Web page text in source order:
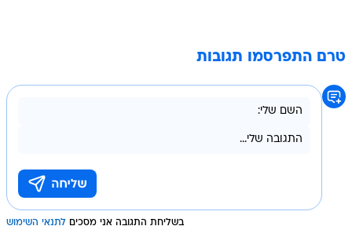
טרם התפרסמו תגובות
בשליחת התגובה אני מסכים לתנאי השימוש